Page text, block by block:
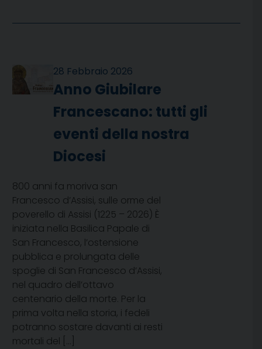
28 Febbraio 2026
Anno Giubilare
Francescano: tutti gli
eventi della nostra
Diocesi
800 anni fa moriva san
Francesco d’Assisi, sulle orme del
poverello di Assisi (1225 – 2026) È
iniziata nella Basilica Papale di
San Francesco, l’ostensione
pubblica e prolungata delle
spoglie di San Francesco d’Assisi,
nel quadro dell’ottavo
centenario della morte. Per la
prima volta nella storia, i fedeli
potranno sostare davanti ai resti
mortali del […]